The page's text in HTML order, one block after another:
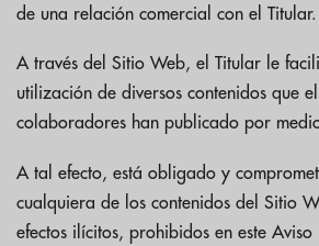
de una relación comercial con el Titular.
A través del Sitio Web, el Titular le
utilización de diversos contenidos que
colaboradores han publicado por
A tal efecto, está obligado y
cualquiera de los contenidos del Sitio
efectos ilícitos, prohibidos en este